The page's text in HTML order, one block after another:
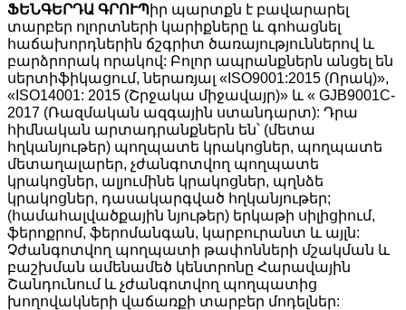
ՖԵՆԳԵՐԴԱ ԳՐՈՒՊ իր պարտքն է բավարարել
տարբեր ոլորտների կարիքները և գոհացնել
հաճախորդներին ճշգրիտ ծառայություններով և
բարձրորակ որակով: Բոլոր ապրանքներն անցել են
սերտիֆիկացում, ներառյալ «ISO9001:2015 (Որակ)»,
«ISO14001: 2015 (Շրջակա միջավայր)» և « GJB9001C-
2017 (Ռազմական ազգային ստանդարտ): Դրա
հիմնական արտադրանքներն են՝ (մետա
հղկանյութեր) պողպատե կրակոցներ, պողպատե
մետաղալարեր, չժանգոտվող պողպատե
կրակոցներ, ալյումինե կրակոցներ, պղնձե
կրակոցներ, դասակարգված հղկանյութեր;
(համահալվածքային նյութեր) երկաթի սիլիցիում,
ֆերոքրոմ, ֆերոմանգան, կարբուրանտ և այլն:
Չժանգոտվող պողպատի թափոնների մշակման և
բաշխման ամենամեծ կենտրոնը Հարավային
Շանդունում և չժանգոտվող պողպատից
խողովակների վաճառքի տարբեր մոդելներ: